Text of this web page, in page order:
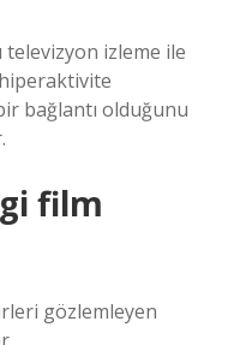
televizyon izleme ile
bağlantı olduğunu
film
gözlemleyen